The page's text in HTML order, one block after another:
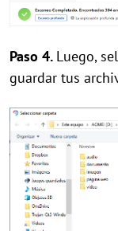
Paso 4. Luego,
guardar tus